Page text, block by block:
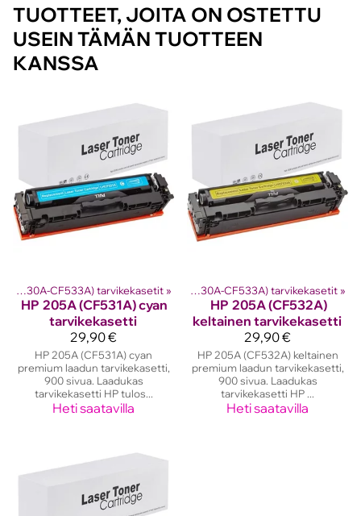
TUOTTEET, JOITA ON OSTETTU
USEIN TÄMÄN TUOTTEEN
KANSSA
HP 205A (CF530A-CF533A) tarvikekasetit ‪»
HP 205A (CF531A) cyan
tarvikekasetti
29,90 €
HP 205A (CF531A) cyan
premium laadun tarvikekasetti,
900 sivua. Laadukas
tarvikekasetti HP tulos...
Heti saatavilla
‪»Hp laserkasetit‪» HP 205A (CF530A-CF533A) tarvikekasetit ‪»
HP 205A (CF532A)
keltainen tarvikekasetti
29,90 €
HP 205A (CF532A) keltainen
premium laadun tarvikekasetti,
900 sivua. Laadukas
tarvikekasetti HP ...
Heti saatavilla